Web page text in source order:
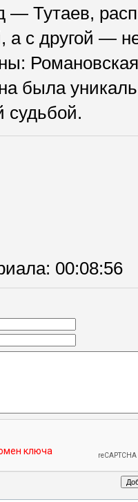
— Тутаев,
а с другой —
была
судьбой.
: 00:08:56